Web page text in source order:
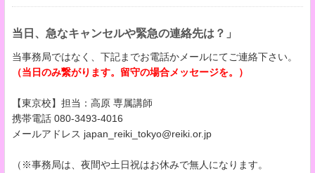
当日、急なキャンセルや緊急の連絡先は？」
当事務局ではなく、下記までお電話かメールにてご連絡下さい。
（当日のみ繋がります。留守の場合メッセージを。）
【東京校】担当：高原 専属講師
携帯電話 080-3493-4016
メールアドレス japan_reiki_tokyo@reiki.or.jp
（※事務局は、夜間や土日祝はお休みで無人になります。